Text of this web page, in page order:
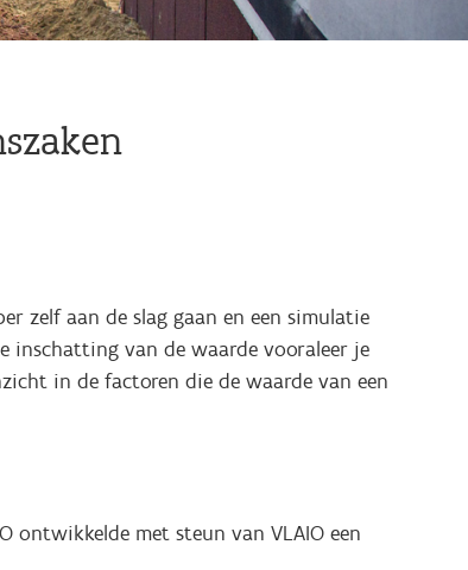
zelf aan de slag gaan en een simulatie
inschatting van de waarde vooraleer je
in de factoren die de waarde van een
ontwikkelde met steun van VLAIO een